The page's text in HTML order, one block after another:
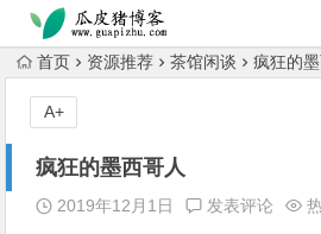
跳转到主内容
首页 资源推荐 茶馆闲谈 疯狂的
疯狂的墨西哥人
2019年12月1日 发表评论
A+